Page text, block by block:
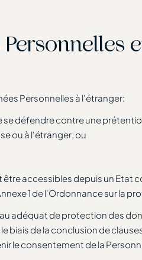
Personnelles à l'étranger:
défendre contre une
ou à l'étranger; ou
être accessibles depuis un Etat
1 de l'Ordonnance sur la
adéquat de protection des
biais de la conclusion de
le consentement de la